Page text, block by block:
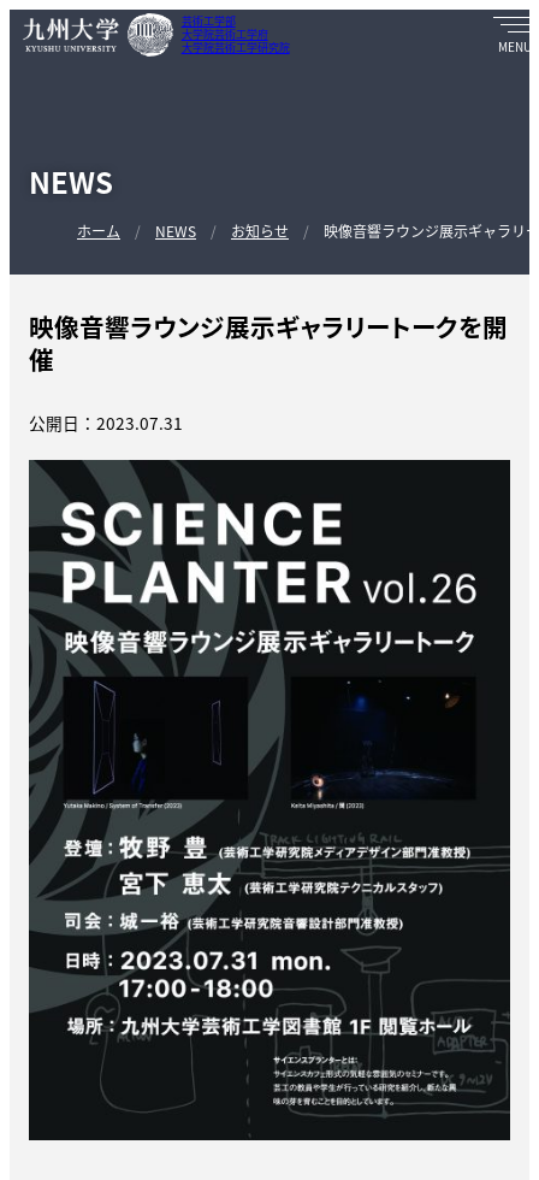
芸術工学部
大学院芸術工学府
大学院芸術工学研究院
NEWS
ホーム NEWS お知らせ 映像音響ラウンジ展示ギャラリ
映像音響ラウンジ展示ギャラリートークを開
催
公開日：2023.07.31